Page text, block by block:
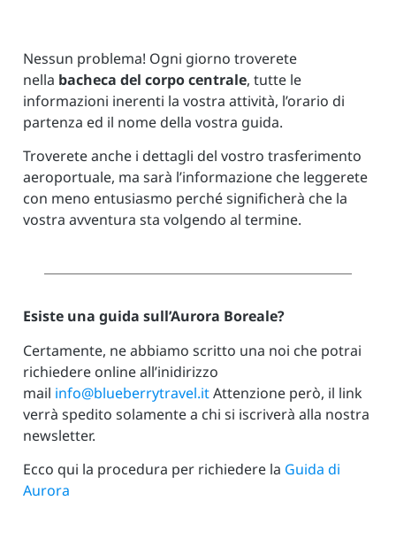
Nessun problema! Ogni giorno troverete
nella bacheca del corpo centrale, tutte le
informazioni inerenti la vostra attività, l’orario di
partenza ed il nome della vostra guida.
Troverete anche i dettagli del vostro trasferimento
aeroportuale, ma sarà l’informazione che leggerete
con meno entusiasmo perché significherà che la
vostra avventura sta volgendo al termine.
Esiste una guida sull’Aurora Boreale?
Certamente, ne abbiamo scritto una noi che potrai
richiedere online all’inidirizzo
mail info@blueberrytravel.itAttenzione però, il link
verrà spedito solamente a chi si iscriverà alla nostra
newsletter.
Ecco qui la procedura per richiedere la Guida di
Aurora